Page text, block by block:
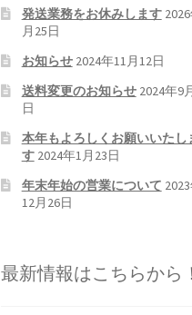
発送業務をお休みします
月25日
お知らせ 2024年11月12日
送料変更のお知らせ 2024年9
日
本年もよろしくお願いいたし
す 2024年1月23日
年末年始の営業について
12月26日
最新情報はこちらから！